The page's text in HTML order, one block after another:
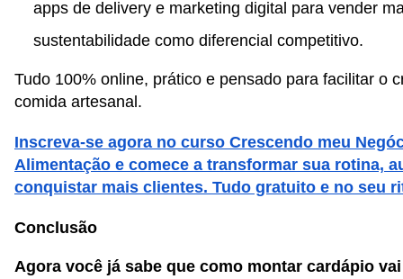
apps de delivery e marketing digital para vender
sustentabilidade como diferencial competitivo.
Tudo 100% online, prático e pensado para facilitar o
comida artesanal.
Inscreva-se agora no curso Crescendo meu
Alimentação e comece a transformar sua rotina,
conquistar mais clientes. Tudo gratuito e no seu
Conclusão
Agora você já sabe que como montar cardápio